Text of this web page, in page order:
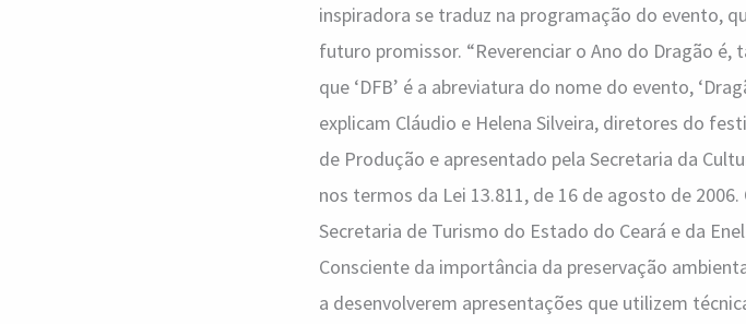
inspiradora se traduz na programação do evento,
futuro promissor. “Reverenciar o Ano do Dragão
que ‘DFB’ é a abreviatura do nome do evento,
explicam Cláudio e Helena Silveira, diretores do
de Produção e apresentado pela Secretaria da
nos termos da Lei 13.811, de 16 de agosto de
Secretaria de Turismo do Estado do Ceará e da
Consciente da importância da preservação
a desenvolverem apresentações que utilizem